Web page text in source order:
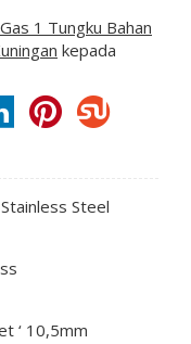
1 Tungku Bahan
kepada
Steel
‘ 10,5mm